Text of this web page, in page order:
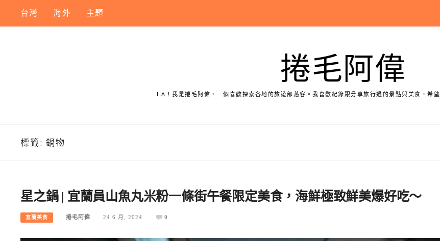
content
台灣 海外 主題
捲毛阿偉
HA！我是捲毛阿偉，一個喜歡探索各地的旅遊部落客。我喜歡紀錄跟分享旅行過的景點與美食，希
標籤: 鍋物
星之鍋 | 宜蘭員山魚丸米粉一條街午餐限定美食，海鮮極致鮮美爆好吃～
宜蘭美食 捲毛阿偉 24 6 月, 2024 0